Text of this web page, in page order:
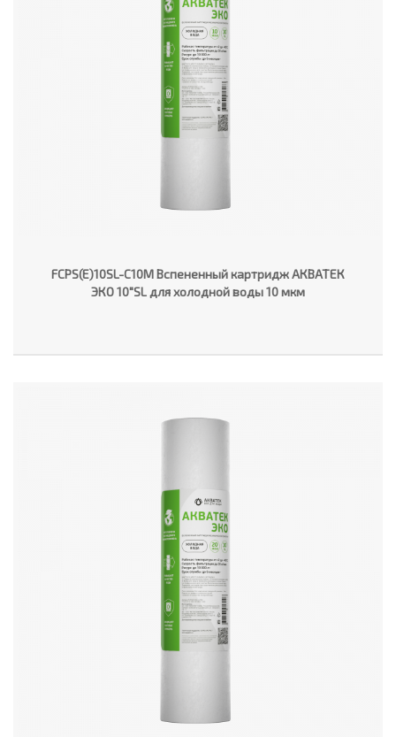
FCPS(E)10SL-C10M Вспененный картридж АКВАТЕК
ЭКО 10"SL для холодной воды 10 мкм